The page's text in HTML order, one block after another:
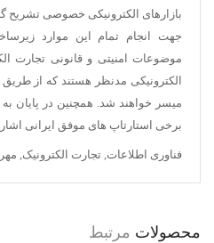
بازارهای الکترونیکی خصوصی تشریح
جهت انجام تمام این موارد
موضوعات امنیتی و قانونی تجارت
الکترونیکی مدنظر هستند که از
میسر خواهند شد. همچنین در پایان
برخی استارتاپ های موفق ایرانی
فناوری اطلاعات, تجارت الکترونیک,
محصولات مرتبط